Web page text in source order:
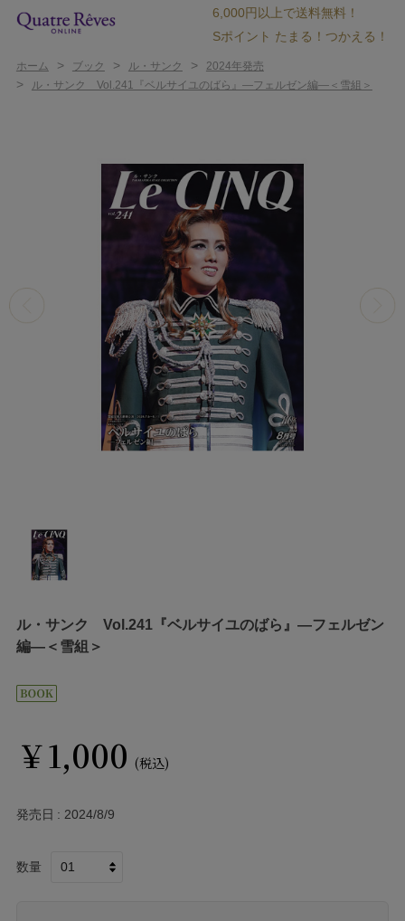
6,000円以上で送料無料！
Sポイント たまる！つかえる！
ホーム > ブック > ル・サンク > 2024年発売
> ル・サンク Vol.241『ベルサイユのばら』―フェルゼン編―＜雪組＞
ル・サンク Vol.241『ベルサイユのばら』―フェルゼン
編―＜雪組＞
￥1,000 (税込)
発売日 2024/8/9
数量